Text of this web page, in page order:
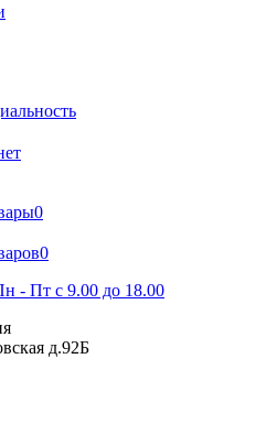
0
0
- Пт с 9.00 до 18.00
д.92Б